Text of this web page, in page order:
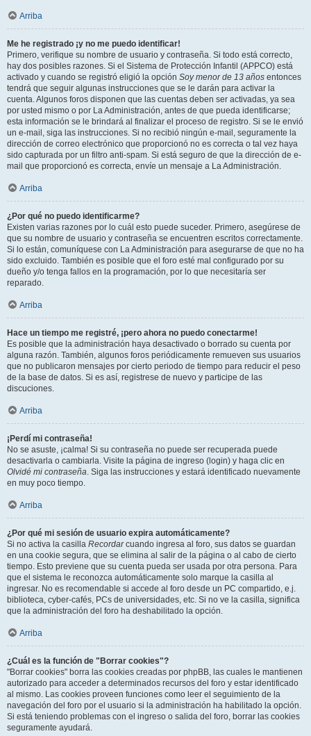
Arriba
Me he registrado ¡y no me puedo identificar!
Primero, verifique su nombre de usuario y contraseña. Si todo está correcto,
hay dos posibles razones. Si el Sistema de Protección Infantil (APPCO) está
activado y cuando se registró eligió la opción Soy menor de 13 años entonces
tendrá que seguir algunas instrucciones que se le darán para activar la
cuenta. Algunos foros disponen que las cuentas deben ser activadas, ya sea
por usted mismo o por La Administración, antes de que pueda identificarse;
esta información se le brindará al finalizar el proceso de registro. Si se le envió
un e-mail, siga las instrucciones. Si no recibió ningún e-mail, seguramente la
dirección de correo electrónico que proporcionó no es correcta o tal vez haya
sido capturada por un filtro anti-spam. Si está seguro de que la dirección de e-
mail que proporcionó es correcta, envíe un mensaje a La Administración.
Arriba
¿Por qué no puedo identificarme?
Existen varias razones por lo cuál esto puede suceder. Primero, asegúrese de
que su nombre de usuario y contraseña se encuentren escritos correctamente.
Si lo están, comuníquese con La Administración para asegurarse de que no ha
sido excluido. También es posible que el foro esté mal configurado por su
dueño y/o tenga fallos en la programación, por lo que necesitaría ser
reparado.
Arriba
Hace un tiempo me registré, ¡pero ahora no puedo conectarme!
Es posible que la administración haya desactivado o borrado su cuenta por
alguna razón. También, algunos foros periódicamente remueven sus usuarios
que no publicaron mensajes por cierto periodo de tiempo para reducir el peso
de la base de datos. Si es así, registrese de nuevo y participe de las
discuciones.
Arriba
¡Perdí mi contraseña!
No se asuste, ¡calma! Si su contraseña no puede ser recuperada puede
desactivarla o cambiarla. Visite la página de ingreso (login) y haga clic en
Olvidé mi contraseña. Siga las instrucciones y estará identificado nuevamente
en muy poco tiempo.
Arriba
¿Por qué mi sesión de usuario expira automáticamente?
Si no activa la casilla Recordarcuando ingresa al foro, sus datos se guardan
en una cookie segura, que se elimina al salir de la página o al cabo de cierto
tiempo. Esto previene que su cuenta pueda ser usada por otra persona. Para
que el sistema le reconozca automáticamente solo marque la casilla al
ingresar. No es recomendable si accede al foro desde un PC compartido, e.j.
biblioteca, cyber-cafés, PCs de universidades, etc. Si no ve la casilla, significa
que la administración del foro ha deshabilitado la opción.
Arriba
¿Cuál es la función de "Borrar cookies"?
"Borrar cookies" borra las cookies creadas por phpBB, las cuales le mantienen
autorizado para acceder a determinados recursos del foro y estar identificado
al mismo. Las cookies proveen funciones como leer el seguimiento de la
navegación del foro por el usuario si la administración ha habilitado la opción.
Si está teniendo problemas con el ingreso o salida del foro, borrar las cookies
seguramente ayudará.